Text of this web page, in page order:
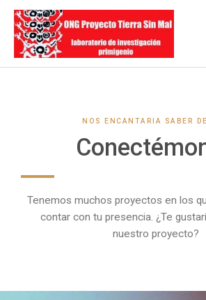
contenido
NOS ENCANTARIA SABER
Tenemos muchos proyectos en los
contar con tu presencia. ¿Te
nuestro proyecto?